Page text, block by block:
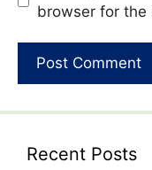
browser for the
Recent Posts